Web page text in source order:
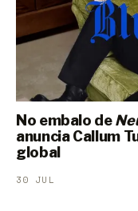
No embalo de
anuncia Callum
global
30 JUL